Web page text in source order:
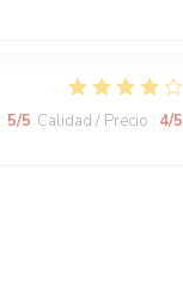
: 5/5 Calidad / Precio : 4/5